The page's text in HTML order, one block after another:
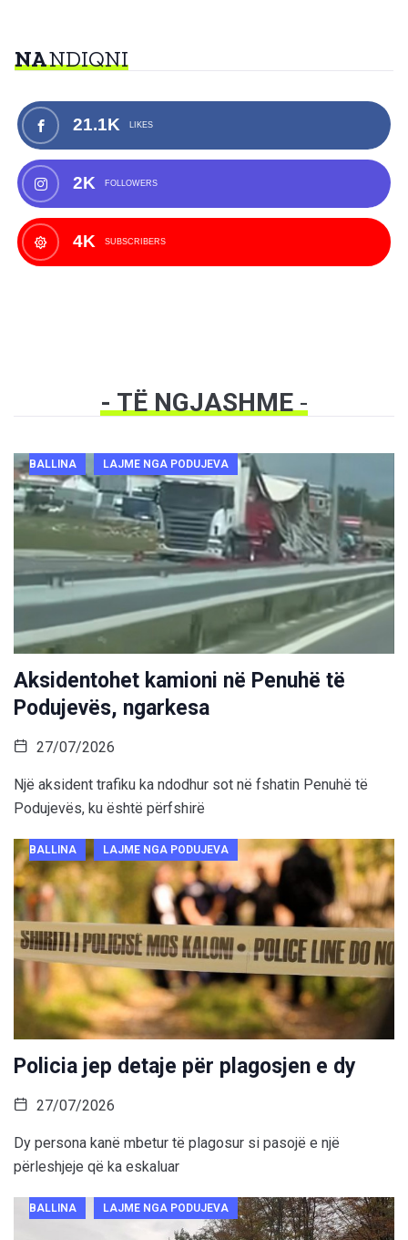
NANDIQNI
21.1K LIKES
2K FOLLOWERS
4K SUBSCRIBERS
- TË NGJASHME-
BALLINA LAJME NGA PODUJEVA
Aksidentohet kamioni në Penuhë të
Podujevës, ngarkesa
27/07/2026
Një aksident trafiku ka ndodhur sot në fshatin Penuhë të
Podujevës, ku është përfshirë
BALLINA LAJME NGA PODUJEVA
Policia jep detaje për plagosjen e dy
27/07/2026
Dy persona kanë mbetur të plagosur si pasojë e një
përleshjeje që ka eskaluar
BALLINA LAJME NGA PODUJEVA